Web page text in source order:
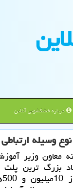
درباره خشکشویی آنلاین
معاون وزیر
بزرگ ترین پلت